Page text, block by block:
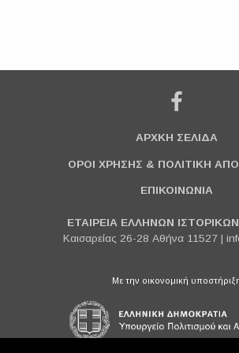
ΑΡΧΚΗ ΣΕΛΙΔΑ
ΟΡΟΙ ΧΡΗΣΗΣ & ΠΟΛΙΤΙΚΗ
ΕΠΙΚΟΙΝΩΝΙΑ
ΕΤΑΙΡΕΙΑ ΕΛΛΗΝΩΝ
Καισαρείας 26-28 Αθήνα 11527 |
Με την οικονομική